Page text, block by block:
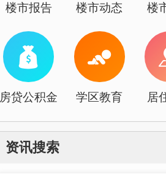
楼市报告 楼市动态 楼
房贷公积金 学区教育 居
资讯搜索